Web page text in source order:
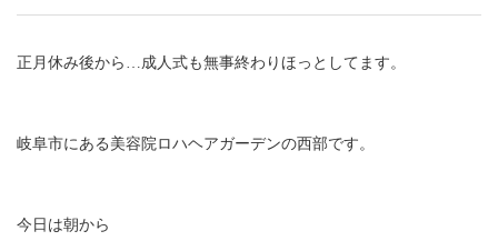
正月休み後から…成人式も無事終わりほっとしてます。
岐阜市にある美容院ロハヘアガーデンの西部です。
今日は朝から